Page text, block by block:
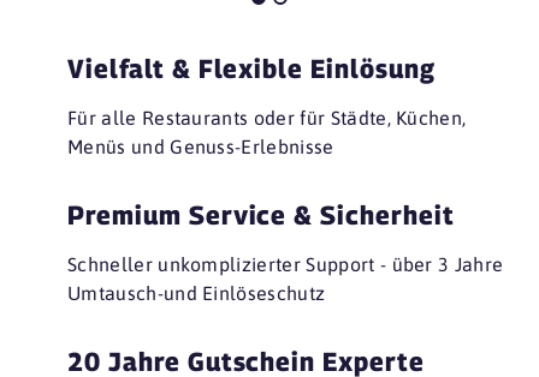
Vielfalt & Flexible Einlösung
Für alle Restaurants oder für Städte, Küchen,
Menüs und Genuss-Erlebnisse
Premium Service & Sicherheit
Schneller unkomplizierter Support - über 3 Jahre
Umtausch-und Einlöseschutz
20 Jahre Gutschein Experte